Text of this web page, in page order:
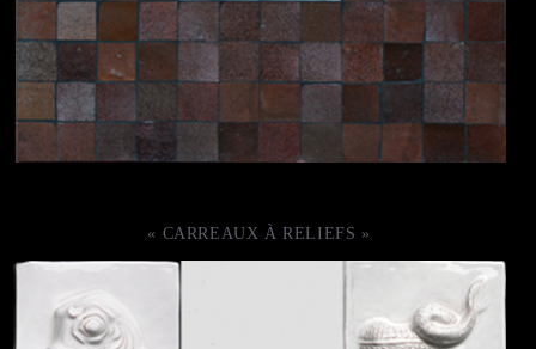
« CARREAUX À RELIEFS »